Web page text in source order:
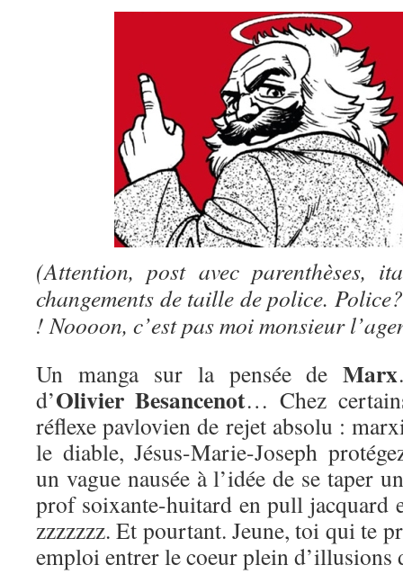
(Attention, post avec parenthèses,
changements de taille de police.
! Noooon, c’est pas moi monsieur
Un manga sur la pensée deMarx
d’Olivier Besancenot… Chez
réflexe pavlovien de rejet absolu :
le diable, Jésus-Marie-Joseph
un vague nausée à l’idée de se taper
prof soixante-huitard en pull jacquard
zzzzzzz. Et pourtant. Jeune, toi qui te
emploi entrer le coeur plein d’illusions